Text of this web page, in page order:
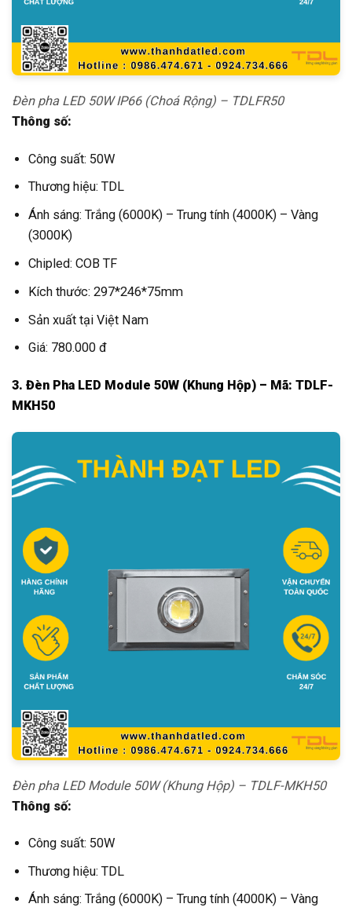
Đèn pha LED 50W IP66 (Choá Rộng) – TDLFR50
Thông số:
Công suất: 50W
Thương hiệu: TDL
Ánh sáng: Trắng (6000K) – Trung tính (4000K) – Vàng
(3000K)
Chipled: COB TF
Kích thước: 297*246*75mm
Sản xuất tại Việt Nam
Giá: 780.000 đ
3. Đèn Pha LED Module 50W (Khung Hộp) – Mã: TDLF-
MKH50
Đèn pha LED Module 50W (Khung Hộp) – TDLF-MKH50
Thông số:
Công suất: 50W
Thương hiệu: TDL
Ánh sáng: Trắng (6000K) – Trung tính (4000K) – Vàng